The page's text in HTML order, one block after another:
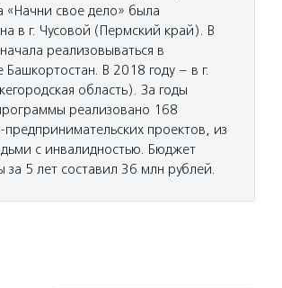
«Начни свое дело» была
в г. Чусовой (Пермский край). В
реализовываться в
Башкортостан. В 2018 году – в г.
область). За годы
реализовано 168
предпринимательских проектов, из
с инвалидностью. Бюджет
за 5 лет составил 36 млн рублей.